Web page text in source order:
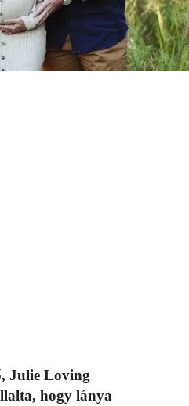
Julie Loving
hogy lánya